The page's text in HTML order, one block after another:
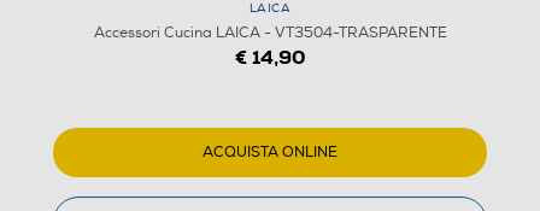
1/3
LAICA
Accessori Cucina LAICA - VT3504-TRASPARENTE
€ 14,90
ACQUISTA ONLINE